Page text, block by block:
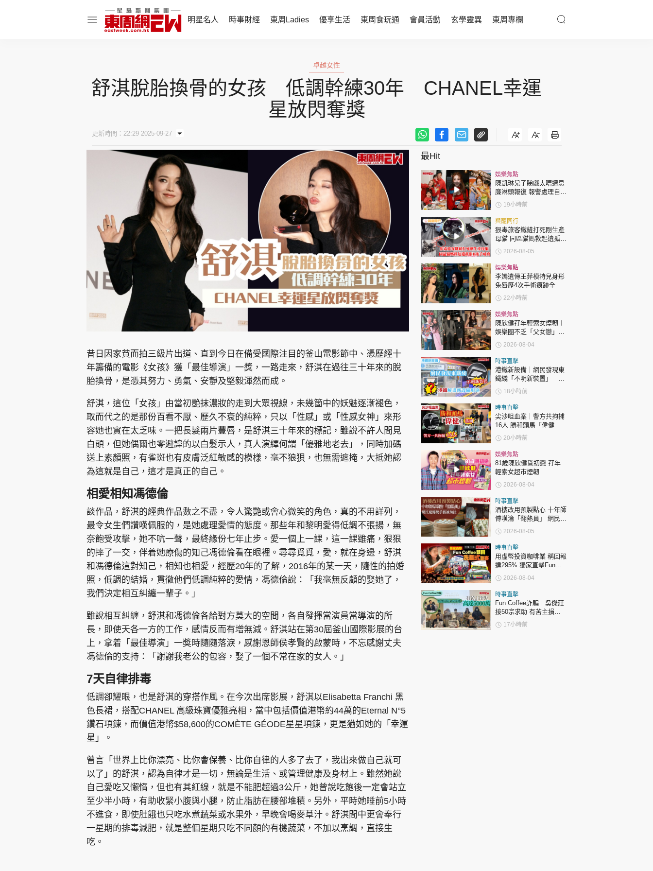
明星名人 時事財經 東周Ladies 優享生活 東周食玩通 會員活動 玄學靈異 東周專欄
話題人物
時事直擊
財經智庫
談情說性
時尚生活
健康醫美
親子天地
玄學靈異
東勝運程
智富天下 李居明
神機妙算 李丞責
緣來有理 麥玲玲
鬼靈精怪 威師兄
娛樂名人
文化藝術
時政財經
健康生活
飲食旅遊
集團旗下品牌
cazbuyer 東Touch PCM 電腦廣場 星島頭條 星島日報 頭條日報 星島環球 The Standard 親子王
Oh!爸媽 JobMarket 頭條搵工 EDUPLUS
關於我們 聯絡我們 隱私政策聲明 使用條款 版權及免責聲明 Copyright © 東周網 版權所有 . 不得轉載 ©Eastweek.com.hk. All rights reserved.
卓越女性
舒淇脫胎換骨的女孩 低調幹練30年 CHANEL幸運
星放閃奪獎
更新時間：22:29 2025-09-27
昔日因家貧而拍三級片出道、直到今日在備受國際注目的釜山電影節中、憑歷經十
年籌備的電影《女孩》獲「最佳導演」一獎，一路走來，舒淇在過往三十年來的脫
胎換骨，是憑其努力、勇氣、安靜及堅毅渾然而成。
舒淇，這位「女孩」由當初艷抹濃妝的走到大眾視線，未幾箇中的妖魅逐漸褪色，
取而代之的是那份百看不厭、歷久不衰的純粹，只以「性感」或「性感女神」來形
容她也實在太乏味。一把長髮兩片豐唇，是舒淇三十年來的標記，雖說不許人間見
白頭，但她偶爾也零避諱的以白髮示人，真人演繹何謂「優雅地老去」，同時加碼
送上素顏照，有雀斑也有皮膚泛紅敏感的模樣，毫不狼狽，也無需遮掩，大抵她認
為這就是自己，這才是真正的自己。
相愛相知馮德倫
談作品，舒淇的經典作品數之不盡，令人驚艷或會心微笑的角色，真的不用詳列，
最令女生們讚嘆佩服的，是她處理愛情的態度。那些年和黎明愛得低調不張揚，無
奈飽受攻擊，她不吭一聲，最終緣份七年止步。愛一個上一課，這一課雖痛，狠狠
的摔了一交，伴着她療傷的知己馮德倫看在眼裡。尋尋覓覓，愛，就在身邊，舒淇
和馮德倫這對知己，相知也相愛，經歷20年的了解，2016年的某一天，隨性的拍婚
照，低調的結婚，貫徹他們低調純粹的愛情，馮德倫說：「我毫無反顧的娶她了，
我們決定相互糾纏一輩子。」
雖說相互糾纏，舒淇和馮德倫各給對方莫大的空間，各自發揮當演員當導演的所
長，即使天各一方的工作，感情反而有增無減。舒淇站在第30屆釜山國際影展的台
上，拿着「最佳導演」一奬時隨隨落淚，感謝恩師侯孝賢的啟蒙時，不忘感謝丈夫
馮德倫的支持：「謝謝我老公的包容，娶了一個不常在家的女人。」
7天自律排毒
低調卻耀眼，也是舒淇的穿搭作風。在今次出席影展，舒淇以Elisabetta Franchi 黑
色長裙，搭配CHANEL 高級珠寶優雅亮相，當中包括價值港幣約44萬的Eternal N°5
鑽石項鍊，而價值港幣$58,600的COMÈTE GÉODE星星項鍊，更是猶如她的「幸運
星」。
曾言「世界上比你漂亮、比你會保養、比你自律的人多了去了，我出來做自己就可
以了」的舒淇，認為自律才是一切，無論是生活、或管理健康及身材上。雖然她說
自己愛吃又懶惰，但也有其紅線，就是不能肥超過3公斤，她曾說吃飽後一定會站立
至少半小時，有助收緊小腹與小腿，防止脂肪在腰部堆積。另外，平時她睡前5小時
不進食，即使肚餓也只吃水煮蔬菜或水果外，早晚會喝麥草汁。舒淇間中更會奉行
一星期的排毒減肥，就是整個星期只吃不同顏的有機蔬菜，不加以烹調，直接生
吃。
最Hit
娛樂焦點
陳凱琳兒子睇戲太嘈遭忌
廉淋頭報復 報警處理自責
護子不力 歐錦棠陳倩揚齊
表態「媽媽有責任」
19小時前
與寵同行
狠毒旅客鐵鏟打死剛生產
母貓 同區貓媽救起遺孤貓
B接手哺育
2026-08-05
娛樂焦點
李嫣遺傳王菲模特兒身形
兔唇歷4次手術痕跡全消
變身美少女顏值升級
22小時前
娛樂焦點
陳欣健孖年輕索女煙韌︱
娛樂圈不乏「父女戀」
「爺孫戀」 年齡差距最大
達51歲 最受矚目有李龍
基謝賢
2026-08-04
時事直擊
港鐵新設備｜網民發現東
鐵綫「不明新裝置」 港
鐵解畫新設備用途
18小時前
時事直擊
尖沙咀血案｜警方共拘捕
16人 勝和頭馬「偉健」
落網
20小時前
娛樂焦點
81歲陳欣健覓初戀 孖年
輕索女超市煙韌
2026-08-04
時事直擊
酒樓改用預製點心 十年師
傅嘆淪「翻熱員」 網民憂
傳統手藝被淘汰
2026-08-05
時事直擊
用虛幣投資咖啡業 稱回報
達295% 獨家直擊Fun
Coffee頭目洗腦式劏客
2026-08-04
時事直擊
Fun Coffee詐騙｜吳傑莊
接50宗求助 有苦主損失
5000萬
17小時前